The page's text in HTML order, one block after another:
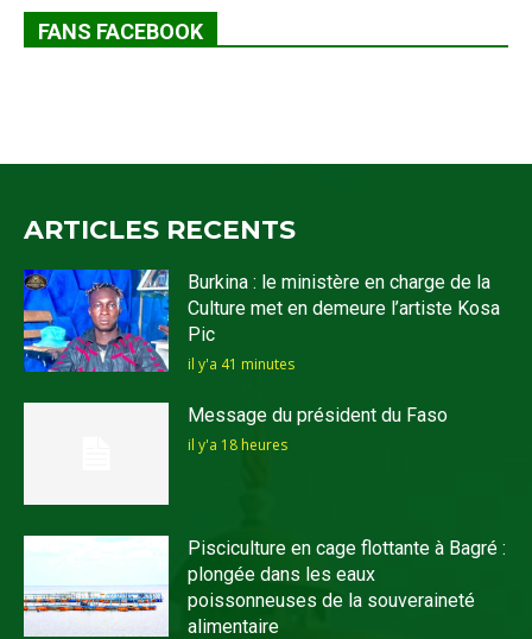
FANS FACEBOOK
ARTICLES RECENTS
Burkina : le ministère en charge de la
Culture met en demeure l’artiste Kosa
Pic
il y'a 41 minutes
Message du président du Faso
il y'a 18 heures
Pisciculture en cage flottante à Bagré :
plongée dans les eaux
poissonneuses de la souveraineté
alimentaire